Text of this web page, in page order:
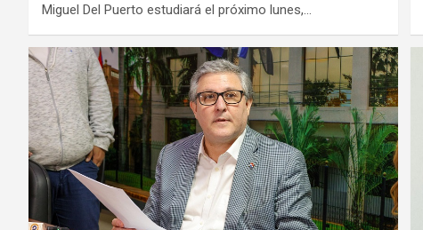
Miguel Del Puerto estudiará el próximo lunes,…